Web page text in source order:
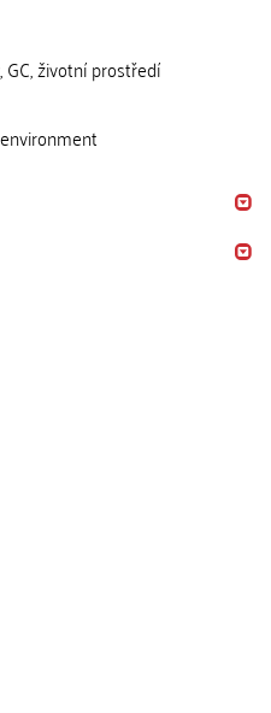
životní prostředí